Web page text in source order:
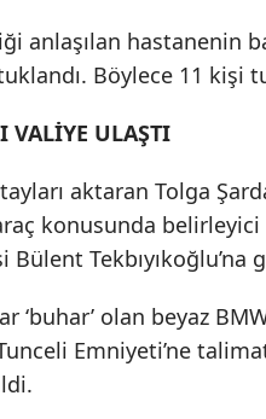
anlaşılan hastanenin
Böylece 11 kişi
VALİYE ULAŞTI
aktaran Tolga
konusunda
Tekbıyıkoğlu’na
olan beyaz
Emniyeti’ne